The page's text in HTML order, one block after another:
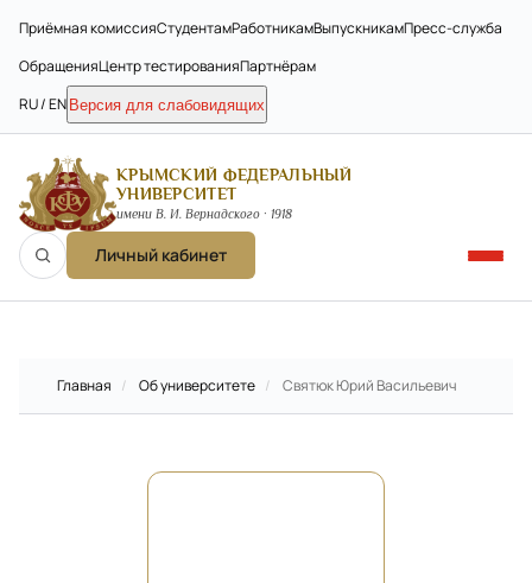
Приёмная комиссияСтудентамРаботникамВыпускникамПресс-служба
ОбращенияЦентр тестированияПартнёрам
RU / EN Версия для слабовидящих
КРЫМСКИЙ ФЕДЕРАЛЬНЫЙ
УНИВЕРСИТЕТ
имени В. И. Вернадского · 1918
Личный кабинет
Главная / Об университете / Святюк Юрий Васильевич